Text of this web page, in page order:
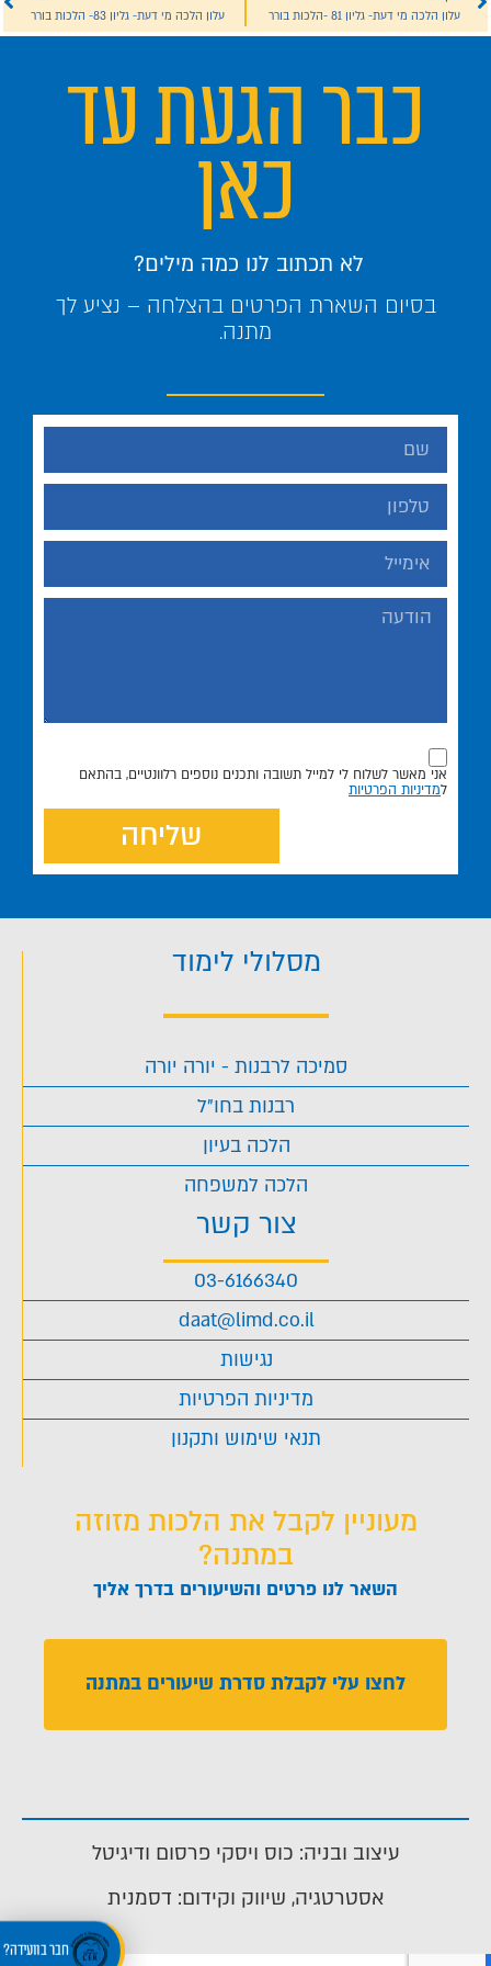
עלון הלכה מי דעת- גליון 81 -הלכות בורר עלון הלכה מי דעת- גליון 83- הלכות בורר
כבר הגעת עד
כאן
לא תכתוב לנו כמה מילים?
בסיום השארת הפרטים בהצלחה – נציע לך
מתנה.
אני מאשר לשלוח לי למייל תשובה ותכנים נוספים רלוונטיים, בהתאם
למדיניות הפרטיות
שליחה
מסלולי לימוד
סמיכה לרבנות - יורה יורה
רבנות בחו"ל
הלכה בעיון
הלכה למשפחה
צור קשר
03-6166340
daat@limd.co.il
נגישות
מדיניות הפרטיות
תנאי שימוש ותקנון
מעוניין לקבל את הלכות מזוזה
במתנה?
השאר לנו פרטים והשיעורים בדרך אליך
לחצו עלי לקבלת סדרת שיעורים במתנה
עיצוב ובניה: כוס ויסקי פרסום ודיגיטל
אסטרטגיה, שיווק וקידום: דסמנית
חבר בוועידה?